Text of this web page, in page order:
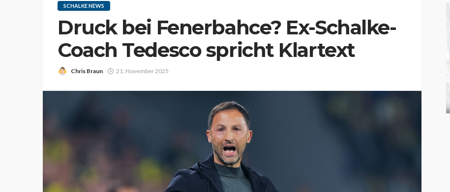
SCHALKE NEWS
Druck bei Fenerbahce? Ex-Schalke-
Coach Tedesco spricht Klartext
Chris Braun 21. November 2025